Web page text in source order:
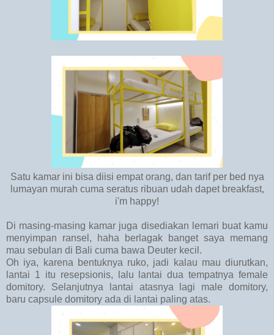
Satu kamar ini bisa diisi empat orang, dan tarif per bed nya
lumayan murah cuma seratus ribuan udah dapet breakfast,
i'm happy!
Di masing-masing kamar juga disediakan lemari buat kamu
menyimpan ransel, haha berlagak banget saya memang
mau sebulan di Bali cuma bawa Deuter kecil.
Oh iya, karena bentuknya ruko, jadi kalau mau diurutkan,
lantai 1 itu resepsionis, lalu lantai dua tempatnya female
domitory. Selanjutnya lantai atasnya lagi male domitory,
baru capsule domitory ada di lantai paling atas.